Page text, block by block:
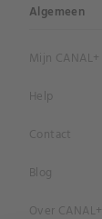
Algemeen
Mijn CANAL+
Help
Contact
Blog
Over CANAL+